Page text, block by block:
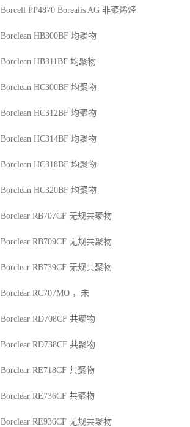
Borcell PP4870 Borealis AG 非聚烯烃
Borclean HB300BF 均聚物
Borclean HB311BF 均聚物
Borclean HC300BF 均聚物
Borclean HC312BF 均聚物
Borclean HC314BF 均聚物
Borclean HC318BF 均聚物
Borclean HC320BF 均聚物
Borclear RB707CF 无规共聚物
Borclear RB709CF 无规共聚物
Borclear RB739CF 无规共聚物
Borclear RC707MO ，未
Borclear RD708CF 共聚物
Borclear RD738CF 共聚物
Borclear RE718CF 共聚物
Borclear RE736CF 共聚物
Borclear RE936CF 无规共聚物